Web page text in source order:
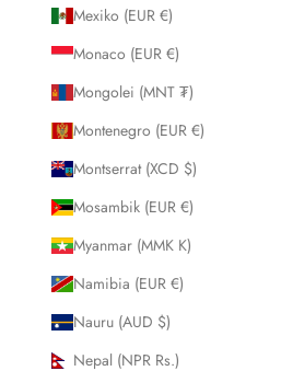
Mexiko (EUR €)
Monaco (EUR €)
Mongolei (MNT ₮)
Montenegro (EUR €)
Montserrat (XCD $)
Mosambik (EUR €)
Myanmar (MMK K)
Namibia (EUR €)
Nauru (AUD $)
Nepal (NPR Rs.)